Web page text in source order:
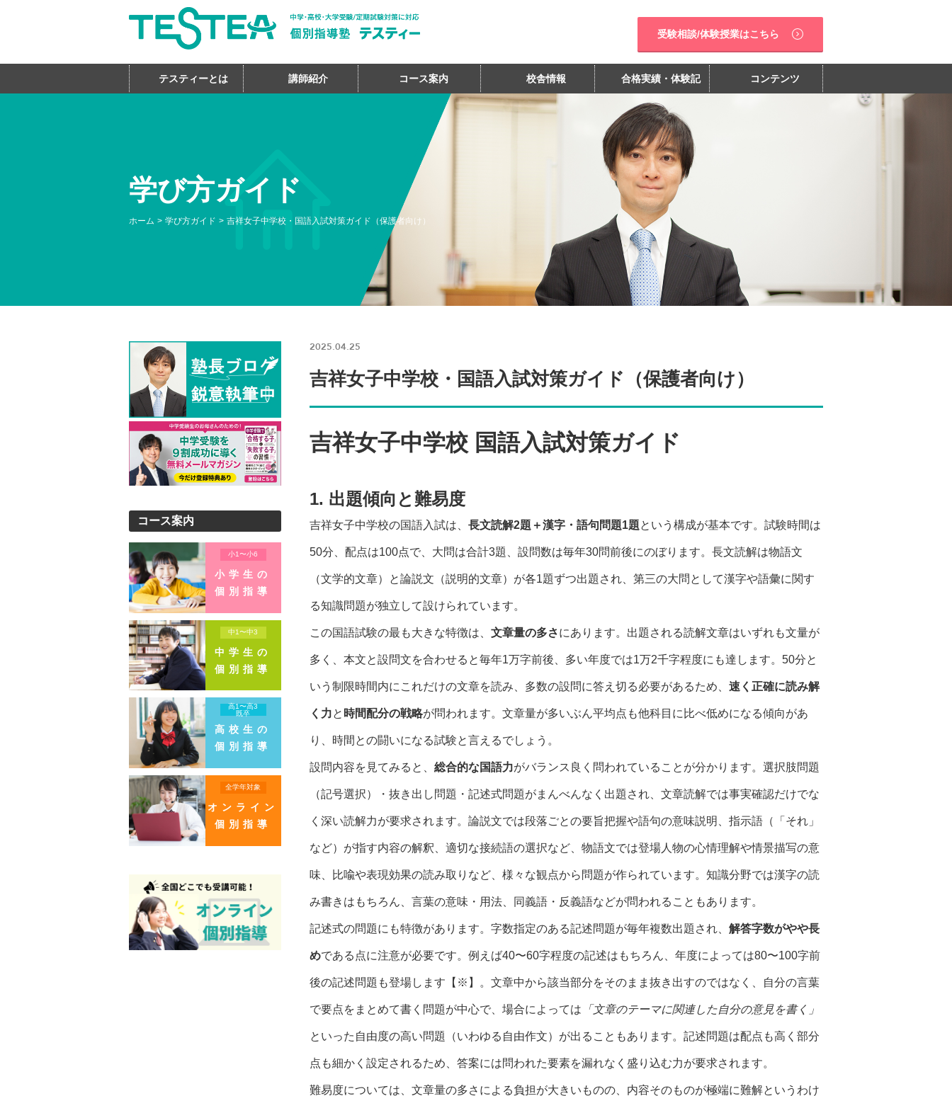
受験相談/体験授業はこちら
テスティーとは 講師紹介 コース案内 校舎情報 合格実績・体験記 コンテンツ
学び方ガイド
ホーム 学び方ガイド 吉祥女子中学校・国語入試対策ガイド（保護者向け）
コース案内
小1〜小6
小学生の
個別指導
中1〜中3
中学生の
個別指導
高1〜高3
既卒
高校生の
個別指導
全学年対象
オンライン
個別指導
2025.04.25
吉祥女子中学校・国語入試対策ガイド（保護者向け）
吉祥女子中学校 国語入試対策ガイド
1. 出題傾向と難易度
吉祥女子中学校の国語入試は、 長文読解2題＋漢字・語句問題1題という構成が基本です。試験時間は
50分、配点は100点で、大問は合計3題、設問数は毎年30問前後にのぼります。長文読解は物語文
（文学的文章）と論説文（説明的文章）が各1題ずつ出題され、第三の大問として漢字や語彙に関す
る知識問題が独立して設けられています。
この国語試験の最も大きな特徴は、 文章量の多さにあります。出題される読解文章はいずれも文量が
多く、本文と設問文を合わせると毎年1万字前後、多い年度では1万2千字程度にも達します。50分と
いう制限時間内にこれだけの文章を読み、多数の設問に答え切る必要があるため、 速く正確に読み解
く力と 時間配分の戦略が問われます。文章量が多いぶん平均点も他科目に比べ低めになる傾向があ
り、時間との闘いになる試験と言えるでしょう。
設問内容を見てみると、 総合的な国語力がバランス良く問われていることが分かります。選択肢問題
（記号選択）・抜き出し問題・記述式問題がまんべんなく出題され、文章読解では事実確認だけでな
く深い読解力が要求されます。論説文では段落ごとの要旨把握や語句の意味説明、指示語（「それ」
など）が指す内容の解釈、適切な接続語の選択など、物語文では登場人物の心情理解や情景描写の意
味、比喩や表現効果の読み取りなど、様々な観点から問題が作られています。知識分野では漢字の読
み書きはもちろん、言葉の意味・用法、同義語・反義語などが問われることもあります。
記述式の問題にも特徴があります。字数指定のある記述問題が毎年複数出題され、 解答字数がやや長
めである点に注意が必要です。例えば40〜60字程度の記述はもちろん、年度によっては80〜100字前
後の記述問題も登場します【※】。文章中から該当部分をそのまま抜き出すのではなく、自分の言葉
で要点をまとめて書く問題が中心で、場合によっては 「文章のテーマに関連した自分の意見を書く」
といった自由度の高い問題（いわゆる自由作文）が出ることもあります。記述問題は配点も高く部分
点も細かく設定されるため、答案には問われた要素を漏れなく盛り込む力が要求されます。
難易度については、文章量の多さによる負担が大きいものの、内容そのものが極端に難解というわけ